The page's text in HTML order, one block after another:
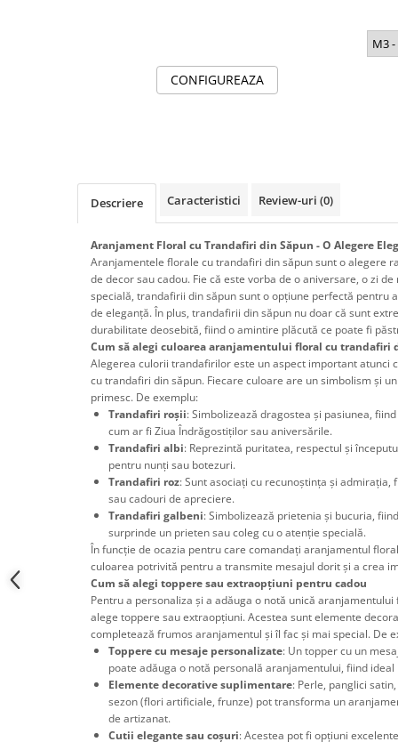
Cadouri de Paște
Cadouri Traditionale Romanesti
Cadouri pentru CUPLU El & Ea
Cadouri Iubitori de animale
Cadouri GRAVIDE
Cadouri pentru sportivi
Cadouri Pensionare
Cadouri Colegi, sefi sau angajati
Cadouri pentru Doctori
Cadouri pentru Sfânta Maria
CONFIGUREAZA
M3 -
Descriere Caracteristici Review-uri (0)
Aranjament Floral cu Trandafiri din Săpun - O Alegere
Aranjamentele florale cu trandafiri din săpun sunt o alegere
de decor sau cadou. Fie că este vorba de o aniversare, o zi
specială, trandafirii din săpun sunt o opțiune perfectă pentru
de eleganță. În plus, trandafirii din săpun nu doar că sunt
durabilitate deosebită, fiind o amintire plăcută ce poate fi
Cum să alegi culoarea aranjamentului floral cu trandafiri
Alegerea culorii trandafirilor este un aspect important atunci
cu trandafiri din săpun. Fiecare culoare are un simbolism și
primesc. De exemplu:
Trandafiri roșii: Simbolizează dragostea și pasiunea,
cum ar fi Ziua Îndrăgostiților sau aniversările.
Trandafiri albi: Reprezintă puritatea, respectul și
pentru nunți sau botezuri.
Trandafiri roz: Sunt asociați cu recunoștința și
sau cadouri de apreciere.
Trandafiri galbeni: Simbolizează prietenia și bucuria,
surprinde un prieten sau coleg cu o atenție specială.
În funcție de ocazia pentru care comandați aranjamentul
culoarea potrivită pentru a transmite mesajul dorit și a crea
Cum să alegi toppere sau extraopțiuni pentru cadou
Pentru a personaliza și a adăuga o notă unică
alege toppere sau extraopțiuni. Acestea sunt elemente
completează frumos aranjamentul și îl fac și mai special. De
Toppere cu mesaje personalizate: Un topper cu un
poate adăuga o notă personală aranjamentului, fiind
Elemente decorative suplimentare: Perle, panglici
sezon (flori artificiale, frunze) pot transforma un
de artizanat.
Cutii elegante sau coșuri: Acestea pot fi opțiuni